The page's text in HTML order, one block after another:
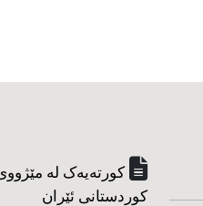
کورته‌یه‌ک له
کوردستانی ئێران